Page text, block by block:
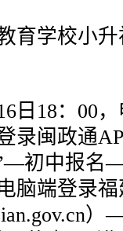
学校小升
18：00，
录闽政通
初中报名
脑端登录